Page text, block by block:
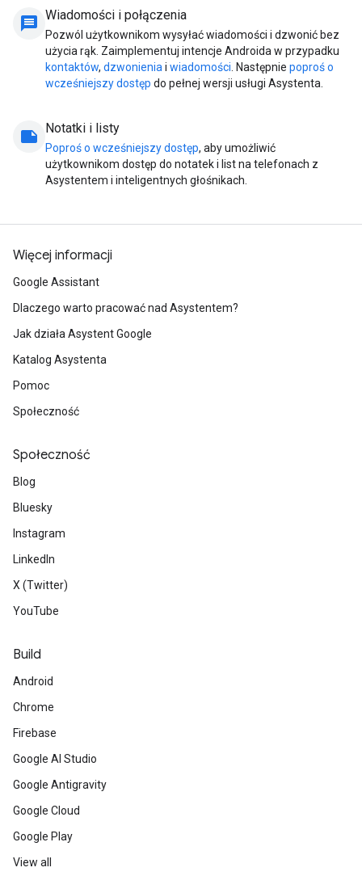
message Wiadomości i połączenia
Pozwól użytkownikom wysyłać wiadomości i dzwonić bez
użycia rąk. Zaimplementuj intencje Androida w przypadku
kontaktów, dzwonienia i wiadomości . Następnie poproś o
wcześniejszy dostęp do pełnej wersji usługi Asystenta.
note Notatki i listy
Poproś o wcześniejszy dostęp, aby umożliwić
użytkownikom dostęp do notatek i list na telefonach z
Asystentem i inteligentnych głośnikach.
Więcej informacji
Google Assistant
Dlaczego warto pracować nad Asystentem?
Jak działa Asystent Google
Katalog Asystenta
Pomoc
Społeczność
Społeczność
Blog
Bluesky
Instagram
LinkedIn
X (Twitter)
YouTube
Build
Android
Chrome
Firebase
Google AI Studio
Google Antigravity
Google Cloud
Google Play
View all